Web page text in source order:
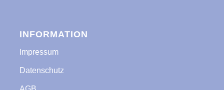
INFORMATION
Impressum
Datenschutz